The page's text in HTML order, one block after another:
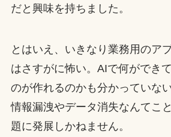
だと興味を持ちました。
とはいえ、いきなり業務用のア
はさすがに怖い。AIで何ができ
のが作れるのかも分かっていな
情報漏洩やデータ消失なんてこ
題に発展しかねません。